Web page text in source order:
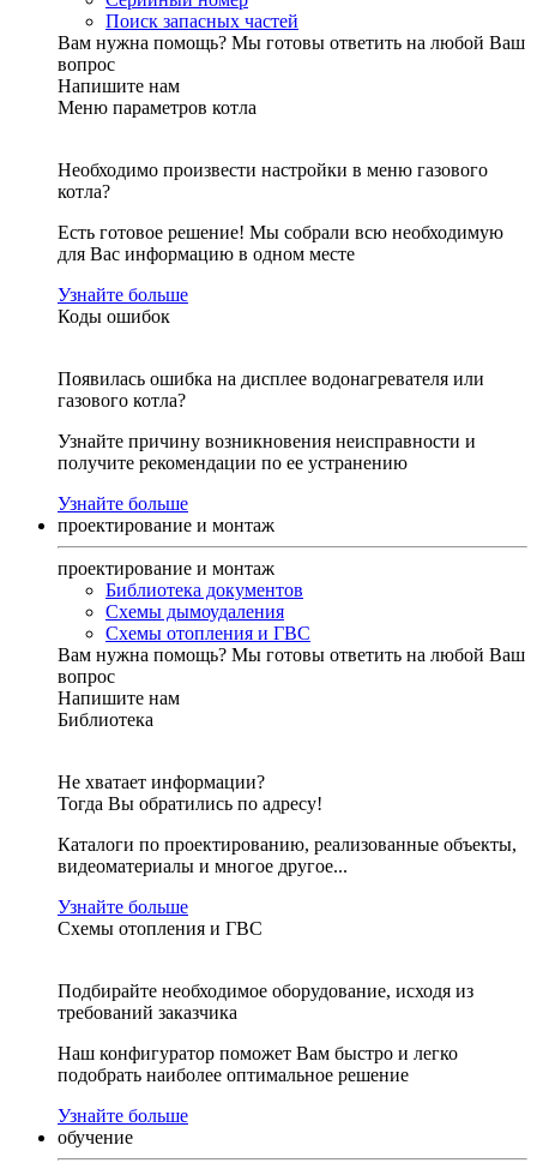
Поиск запасных частей
Вам нужна помощь? Мы готовы ответить на любой Ваш
вопрос
Напишите нам
Меню параметров котла
Необходимо произвести настройки в меню газового
котла?
Есть готовое решение! Мы собрали всю необходимую
для Вас информацию в одном месте
Узнайте больше
Коды ошибок
Появилась ошибка на дисплее водонагревателя или
газового котла?
Узнайте причину возникновения неисправности и
получите рекомендации по ее устранению
Узнайте больше
проектирование и монтаж
проектирование и монтаж
Библиотека документов
Схемы дымоудаления
Схемы отопления и ГВС
Вам нужна помощь? Мы готовы ответить на любой Ваш
вопрос
Напишите нам
Библиотека
Не хватает информации?
Тогда Вы обратились по адресу!
Каталоги по проектированию, реализованные объекты,
видеоматериалы и многое другое...
Узнайте больше
Схемы отопления и ГВС
Подбирайте необходимое оборудование, исходя из
требований заказчика
Наш конфигуратор поможет Вам быстро и легко
подобрать наиболее оптимальное решение
Узнайте больше
обучение